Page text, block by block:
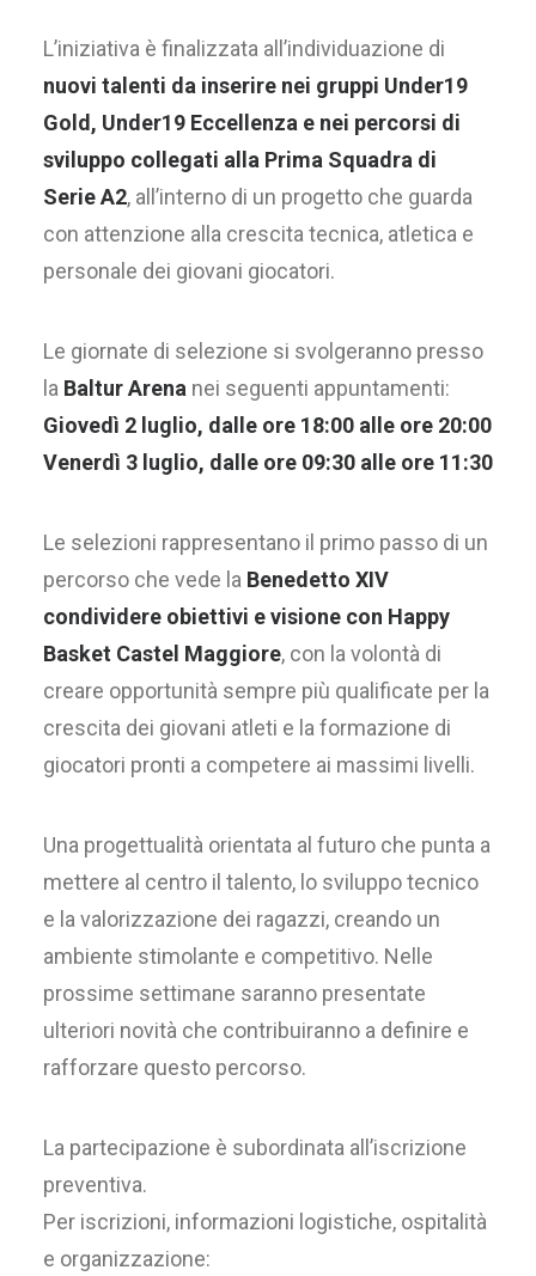
L’iniziativa è finalizzata all’individuazione di
nuovi talenti da inserire nei gruppi Under19
Gold, Under19 Eccellenza e nei percorsi di
sviluppo collegati alla Prima Squadra di
SerieA2, all’interno di un progetto che guarda
con attenzione alla crescita tecnica, atletica e
personale dei giovani giocatori.
Le giornate di selezione si svolgeranno presso
la Baltur Arena nei seguenti appuntamenti:
Giovedì 2 luglio, dalle ore 18:00 alle ore 20:00
Venerdì 3 luglio, dalle ore 09:30 alle ore 11:30
Le selezioni rappresentano il primo passo di un
percorso che vede la Benedetto XIV
condividere obiettivi e visione con Happy
Basket Castel Maggiore, con la volontà di
creare opportunità sempre più qualificate per la
crescita dei giovani atleti e la formazione di
giocatori pronti a competere ai massimi livelli.
Una progettualità orientata al futuro che punta a
mettere al centro il talento, lo sviluppo tecnico
e la valorizzazione dei ragazzi, creando un
ambiente stimolante e competitivo. Nelle
prossime settimane saranno presentate
ulteriori novità che contribuiranno a definire e
rafforzare questo percorso.
La partecipazione è subordinata all’iscrizione
preventiva.
Per iscrizioni, informazioni logistiche, ospitalità
e organizzazione: